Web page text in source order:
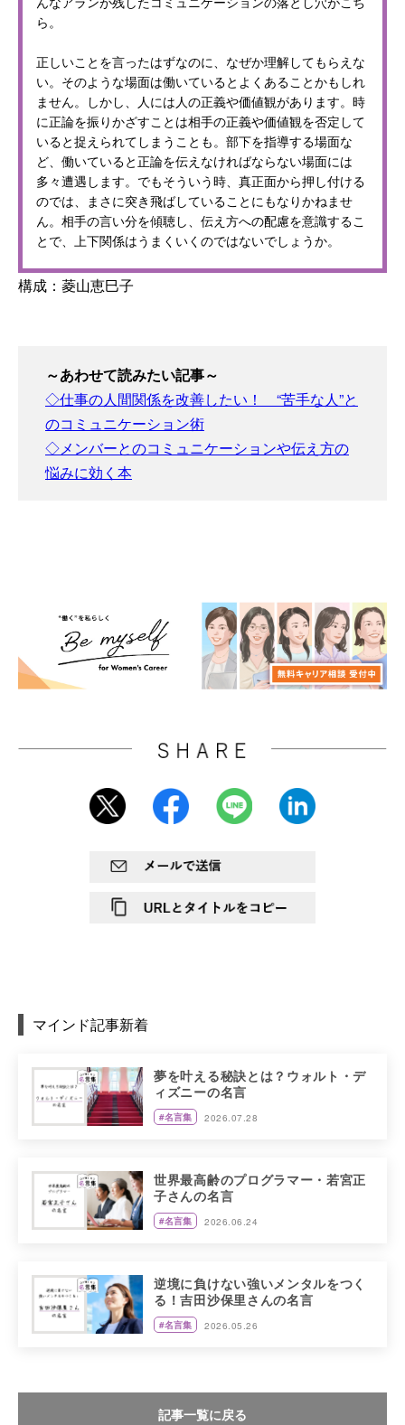
ら。
正しいことを言ったはずなのに、なぜか理解してもらえな
い。そのような場面は働いているとよくあることかもしれ
ません。しかし、人には人の正義や価値観があります。時
に正論を振りかざすことは相手の正義や価値観を否定して
いると捉えられてしまうことも。部下を指導する場面な
ど、働いていると正論を伝えなければならない場面には
多々遭遇します。でもそういう時、真正面から押し付ける
のでは、まさに突き飛ばしていることにもなりかねませ
ん。相手の言い分を傾聴し、伝え方への配慮を意識するこ
とで、上下関係はうまくいくのではないでしょうか。
構成：菱山恵巳子
～あわせて読みたい記事～
◇仕事の人間関係を改善したい！ “苦手な人”と
のコミュニケーション術
◇メンバーとのコミュニケーションや伝え方の
悩みに効く本
マインド記事新着
夢を叶える秘訣とは？ウォルト・デ
ィズニーの名言
#名言集 2026.07.28
世界最高齢のプログラマー・若宮正
子さんの名言
#名言集 2026.06.24
逆境に負けない強いメンタルをつく
る！吉田沙保里さんの名言
#名言集 2026.05.26
記事一覧に戻る